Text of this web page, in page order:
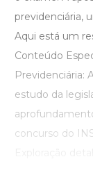
previdenciária,
Aqui está um
Conteúdo
Previdenciária:
estudo da
concurso do